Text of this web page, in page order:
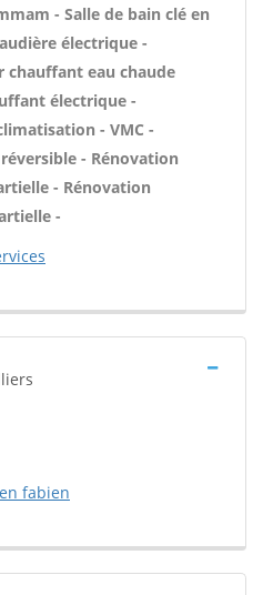
- Salle de bain clé en
électrique -
chauffant eau chaude
électrique -
- VMC -
- Rénovation
- Rénovation
-
fabien